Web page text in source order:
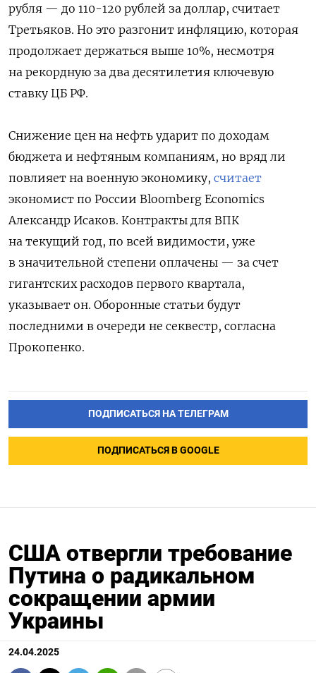
рубля — до 110-120 рублей за доллар, считает
Третьяков. Но это разгонит инфляцию, которая
продолжает держаться выше 10%, несмотря
на рекордную за два десятилетия ключевую
ставку ЦБ РФ.
Снижение цен на нефть ударит по доходам
бюджета и нефтяным компаниям, но вряд ли
повлияет на военную экономику, считает
экономист по России Bloomberg Economics
Александр Исаков. Контракты для ВПК
на текущий год, по всей видимости, уже
в значительной степени оплачены — за счет
гигантских расходов первого квартала,
указывает он. Оборонные статьи будут
последними в очереди не секвестр, согласна
Прокопенко.
ПОДПИСАТЬСЯ НА ТЕЛЕГРАМ
ПОДПИСАТЬСЯ В GOOGLE
США отвергли требование
Путина о радикальном
сокращении армии
Украины
24.04.2025